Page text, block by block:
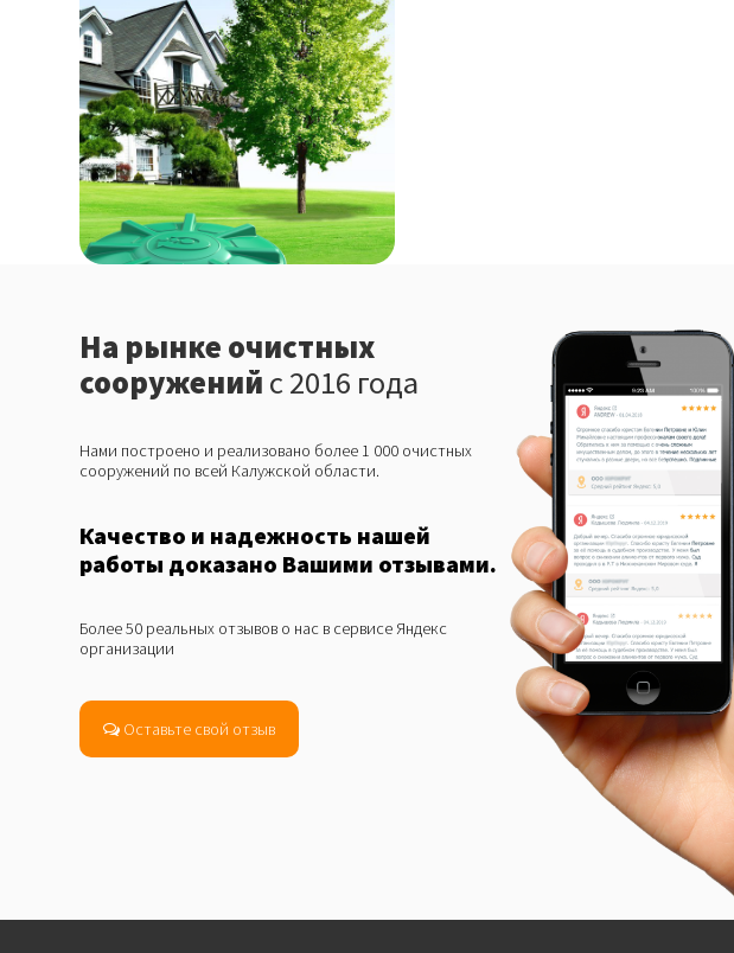
На рынке очистных
сооружений с 2016 года
Нами построено и реализовано более 1 000 очистных
сооружений по всей Калужской области.
Качество и надежность нашей
работы доказано Вашими отзывами.
Более 50 реальных отзывов о нас в сервисе Яндекс
организации
Оставьте свой отзыв